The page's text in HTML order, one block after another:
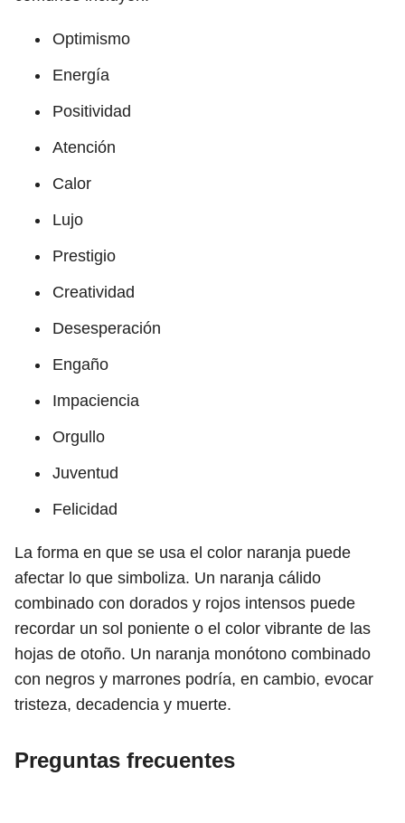
Optimismo
Energía
Positividad
Atención
Calor
Lujo
Prestigio
Creatividad
Desesperación
Engaño
Impaciencia
Orgullo
Juventud
Felicidad
La forma en que se usa el color naranja puede
afectar lo que simboliza. Un naranja cálido
combinado con dorados y rojos intensos puede
recordar un sol poniente o el color vibrante de las
hojas de otoño. Un naranja monótono combinado
con negros y marrones podría, en cambio, evocar
tristeza, decadencia y muerte.
Preguntas frecuentes